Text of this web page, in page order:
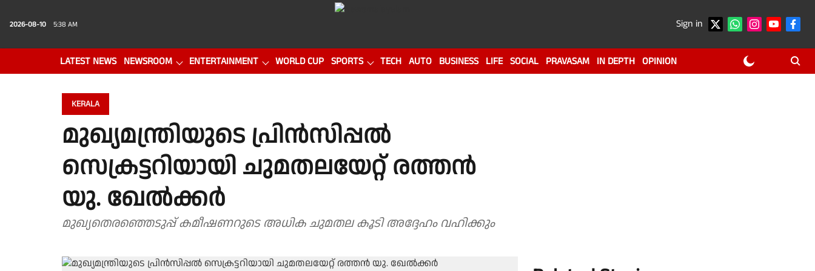
2026-08-10 5:38 AM Sign in
LATEST NEWS NEWSROOM ENTERTAINMENT WORLD CUP SPORTS TECH AUTO BUSINESS LIFE SOCIAL PRAVASAM IN DEPTH OPINION
KERALA
മുഖ്യമന്ത്രിയുടെ പ്രിൻസിപ്പൽ
സെക്രട്ടറിയായി ചുമതലയേറ്റ് രത്തന്‍
യു. ഖേല്‍ക്കര്‍
മുഖ്യതെരഞ്ഞെടുപ്പ് കമീഷണറുടെ അധിക ചുമതല കൂടി അദ്ദേഹം വഹിക്കും